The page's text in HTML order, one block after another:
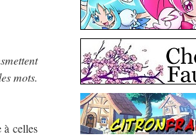
mots.
à celles